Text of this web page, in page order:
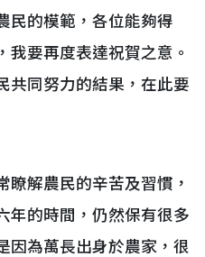
民的模範，各位能夠得
要再度表達祝賀之意。
共同努力的結果，在此要
解農民的辛苦及習慣，
年的時間，仍然保有很多
因為萬長出身於農家，很